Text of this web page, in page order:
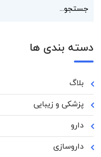
دسته بندی ها
بلاگ
پزشکی و زیبایی
دارو
داروسازی